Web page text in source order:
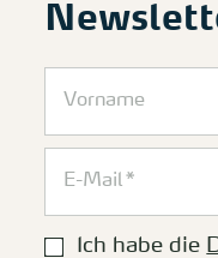
Ich habe die